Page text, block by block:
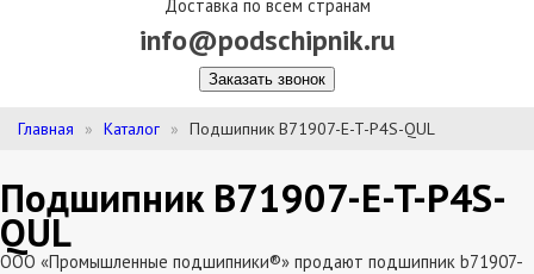
Доставка по всем странам
info@podschipnik.ru
Заказать звонок
Главная Каталог Подшипник B71907-E-T-P4S-QUL
Подшипник B71907-E-T-P4S-
QUL
ООО «Промышленные подшипники®» продают подшипник b71907-